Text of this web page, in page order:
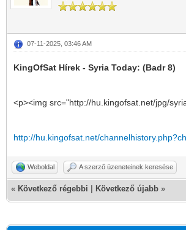
07-11-2025, 03:46 AM
KingOfSat Hírek - Syria Today: (Badr 8)
<p><img src="http://hu.kingofsat.net/jpg/
http://hu.kingofsat.net/
Weboldal A szerző üzeneteinek keresése
« Következő régebbi Következő újabb »